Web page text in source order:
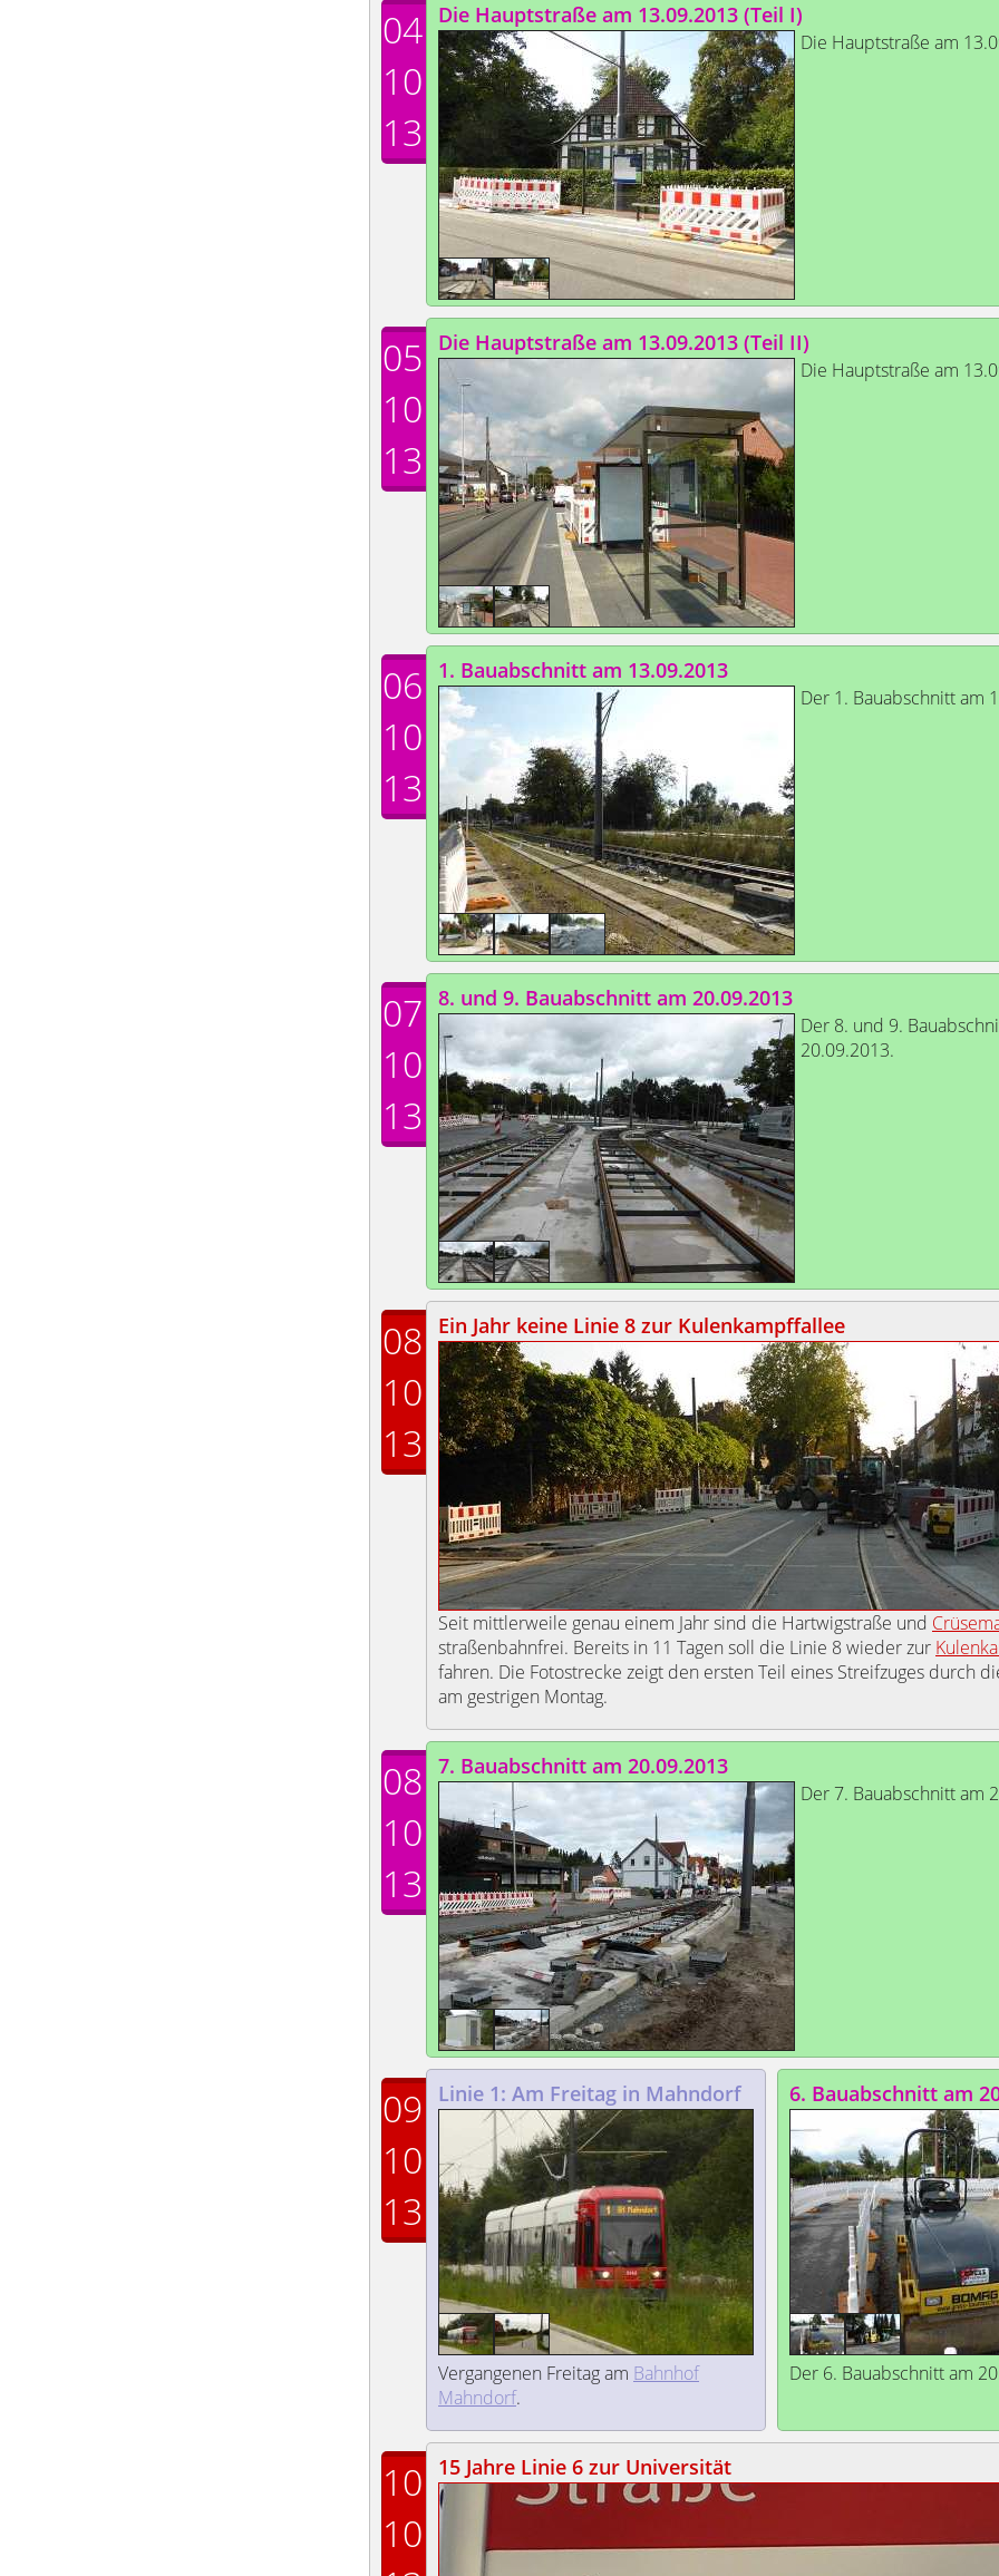
04
10
13
Die Hauptstraße am 13.09.2013 (Teil I)
Die Hauptstraße am
05
10
13
Die Hauptstraße am 13.09.2013 (Teil II)
Die Hauptstraße am
06
10
13
1. Bauabschnitt am 13.09.2013
Der 1. Bauabschnitt am
07
10
13
8. und 9. Bauabschnitt am 20.09.2013
Der 8. und 9.
20.09.2013.
08
10
13
Ein Jahr keine Linie 8 zur Kulenkampffallee
Seit mittlerweile genau einem Jahr sind die Hartwigstraße und
straßenbahnfrei. Bereits in 11 Tagen soll die Linie 8 wieder zur
fahren. Die Fotostrecke zeigt den ersten Teil eines Streifzuges durch
am gestrigen Montag.
08
10
13
7. Bauabschnitt am 20.09.2013
Der 7. Bauabschnitt am
09
10
13
Linie 1: Am Freitag in Mahndorf
Vergangenen Freitag am Bahnhof
Mahndorf.
6. Bauabschnitt am
Der 6. Bauabschnitt am
10
10
15 Jahre Linie 6 zur Universität